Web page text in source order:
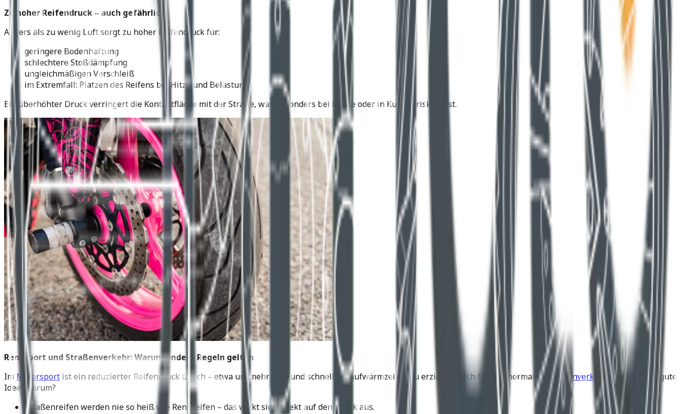
Zu hoher Reifendruck – auch gefährlich!
Anders als zu wenig Luft sorgt zu hoher Reifendruck für:
geringere Bodenhaftung
schlechtere Stoßdämpfung
ungleichmäßigen Verschleiß
im Extremfall: Platzen des Reifens bei Hitze und Belastung
Ein überhöhter Druck verringert die Kontaktfläche mit der Straße, was besonders bei Nässe oder in Kurven riskant ist.
Rennsport und Straßenverkehr: Warum andere Regeln gelten
Im Motorsport ist ein reduzierter Reifendruck üblich – etwa um mehr Grip und schnellere Aufwärmzeiten zu erzielen. Doch für den normalen Straßenverkehrist das keine gute
Idee. Warum?
Straßenreifen werden nie so heiß wie Rennreifen – das wirkt sich direkt auf den Druck aus.